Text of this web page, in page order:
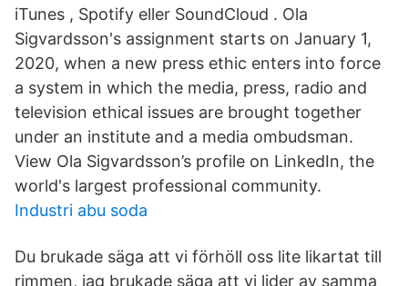
iTunes , Spotify eller SoundCloud . Ola
Sigvardsson's assignment starts on January 1,
2020, when a new press ethic enters into force
a system in which the media, press, radio and
television ethical issues are brought together
under an institute and a media ombudsman.
View Ola Sigvardsson’s profile on LinkedIn, the
world's largest professional community.
Industri abu soda
Du brukade säga att vi förhöll oss lite likartat till
rimmen, jag brukade säga att vi lider av samma